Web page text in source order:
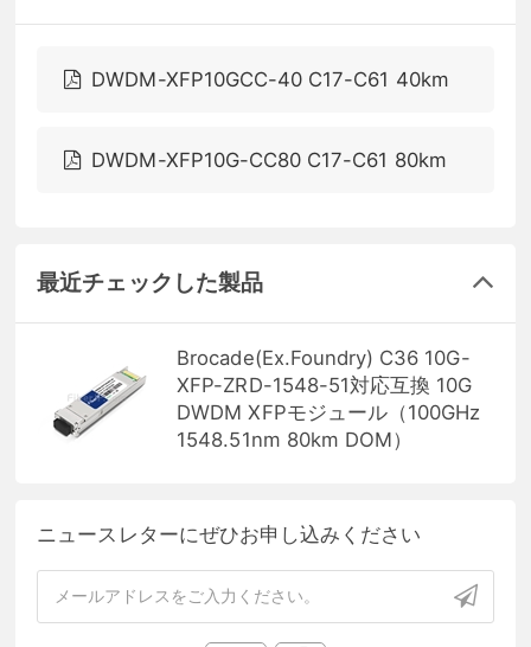
DWDM-XFP10GCC-40 C17-C61 40km
DWDM-XFP10G-CC80 C17-C61 80km
最近チェックした製品
Brocade(Ex.Foundry) C36 10G-
XFP-ZRD-1548-51対応互換 10G
DWDM XFPモジュール（100GHz
1548.51nm 80km DOM）
ニュースレターにぜひお申し込みください